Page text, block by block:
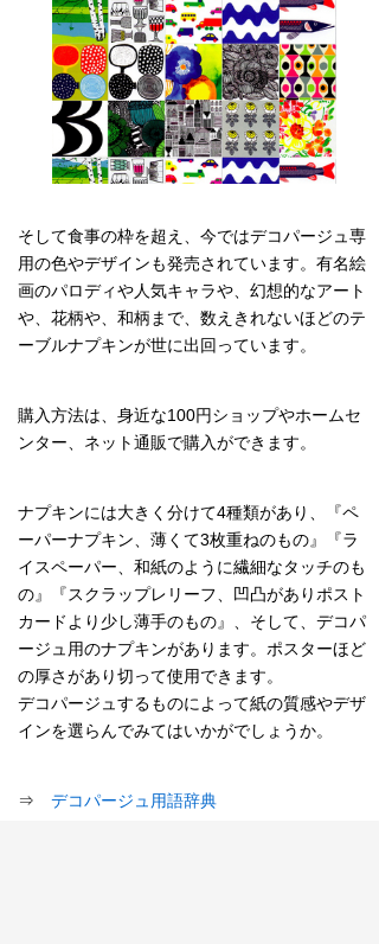
そして食事の枠を超え、今ではデコパージュ専
用の色やデザインも発売されています。有名絵
画のパロディや人気キャラや、幻想的なアート
や、花柄や、和柄まで、数えきれないほどのテ
ーブルナプキンが世に出回っています。
購入方法は、身近な100円ショップやホームセ
ンター、ネット通販で購入ができます。
ナプキンには大きく分けて4種類があり、『ペ
ーパーナプキン、薄くて3枚重ねのもの』『ラ
イスペーパー、和紙のように繊細なタッチのも
の』『スクラップレリーフ、凹凸がありポスト
カードより少し薄手のもの』、そして、デコパ
ージュ用のナプキンがあります。ポスターほど
の厚さがあり切って使用できます。
デコパージュするものによって紙の質感やデザ
インを選らんでみてはいかがでしょうか。
⇒デコパージュ用語辞典